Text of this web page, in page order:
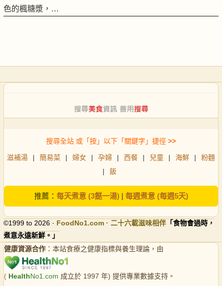
色的楓糖漿，…
搜尋全站 或「按」以下「關鍵字」捷徑 >>
滋補湯 | 簡易菜 | 婦女 | 孕婦 | 西餐 | 兒童 | 海鮮 |
粉麵
|
飯
推薦： 每天煮意 (3餸一湯)| 每週煮意 (每週5天)
©1999 to 2026 · FoodNo1.com · 二十六載滋味相伴 「食物會過時，
煮意永遠新鮮。」
健康資源合作 ：本站食療之健康指標與養生理論，由
( HealthNo1.com 成立於 1997 年) 提供專業數據支持。